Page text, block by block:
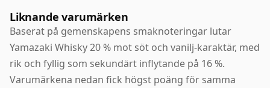
Liknande varumärken
Baserat på gemenskapens smaknoteringar lutar
Yamazaki Whisky 20 % mot söt och vanilj-karaktär, med
rik och fyllig som sekundärt inflytande på 16 %.
Varumärkena nedan fick högst poäng för samma